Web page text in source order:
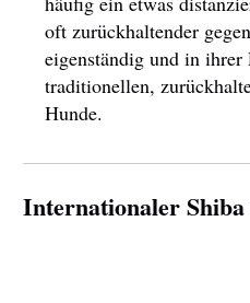
oft zurückhaltender
eigenständig und in ihrer
traditionellen,
Hunde.
Internationaler